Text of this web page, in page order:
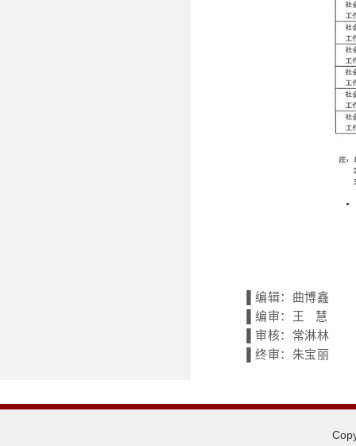
▐ 编辑：曲博鑫
▐ 编审：王 慧
▐ 审核：常淋林
▐ 终审：朱宝丽